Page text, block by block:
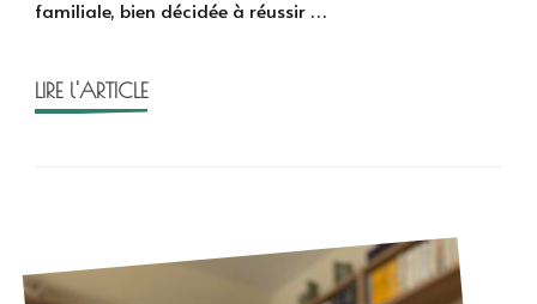
familiale, bien décidée à réussir …
LIRE l'ARTICLE